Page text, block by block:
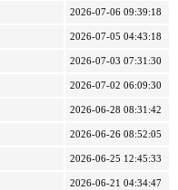
2026-07-06 09:39:18
2026-07-05 04:43:18
2026-07-03 07:31:30
2026-07-02 06:09:30
2026-06-28 08:31:42
2026-06-26 08:52:05
2026-06-25 12:45:33
2026-06-21 04:34:47